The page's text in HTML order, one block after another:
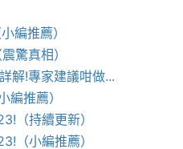
編推薦）
驚真相）
解!專家建議咁做...
推薦）
（持續更新）
（小編推薦）